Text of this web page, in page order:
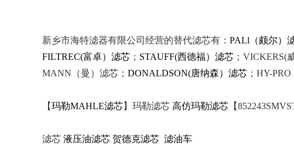
新乡市海特滤器有限公司经营的替代滤芯有： PALl（颇尔）
FILTREC(富卓）滤芯 ； STAUFF(西德福）滤芯 ；VICKERS(
MANN（曼）滤芯； DONALDSON(唐纳森）滤芯 ；HY-
【玛勒MAHLE滤芯】玛勒滤芯 高仿玛勒滤芯 【
滤芯 液压油滤芯 贺德克滤芯 滤油车